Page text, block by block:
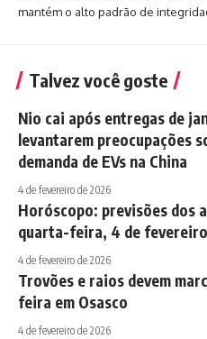
mantém o alto padrão de
Talvez você goste
Nio cai após entregas de
levantarem preocupações
demanda de EVs na China
4 de fevereiro de 2026
Horóscopo: previsões dos
quarta-feira, 4 de fevereiro
4 de fevereiro de 2026
Trovões e raios devem
feira em Osasco
4 de fevereiro de 2026